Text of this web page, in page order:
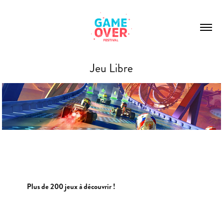
Jeu Libre
Plus de 200 jeux à découvrir !